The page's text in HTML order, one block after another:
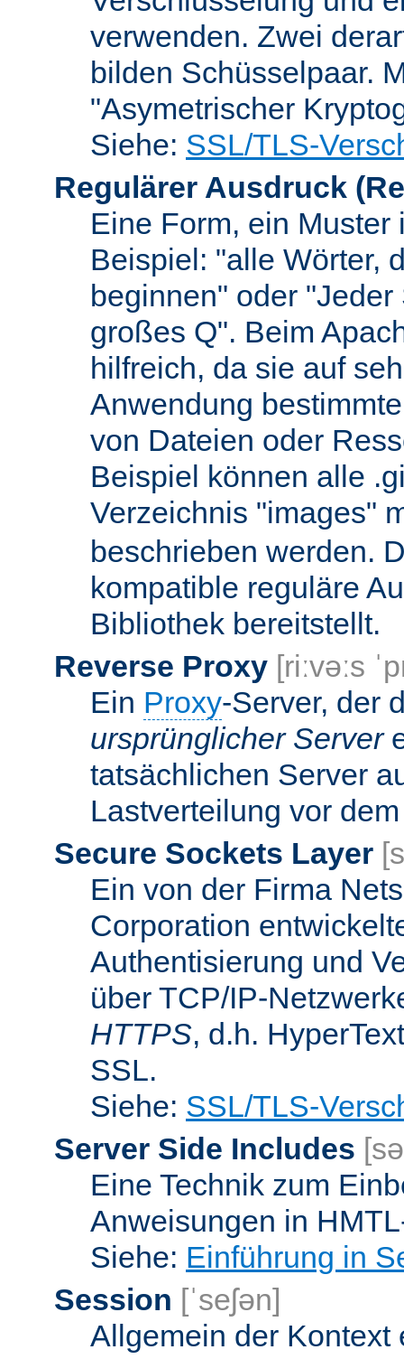
verwenden. Zwei
bilden Schüsselpaar.
"Asymetrischer
Siehe: SSL/TLS-
Regulärer Ausdruck
Eine Form, ein Muster
Beispiel: "alle Wörter,
beginnen" oder
großes Q". Beim
hilfreich, da sie auf
Anwendung
von Dateien oder
Beispiel können alle
Verzeichnis "images"
beschrieben werden.
kompatible reguläre
Bibliothek bereitstellt.
Reverse Proxy [riːvəːs
Ein Proxy-Server, der
ursprünglicher Server
tatsächlichen Server
Lastverteilung vor
Secure Sockets Layer
Ein von der Firma
Corporation
Authentisierung und
über TCP/IP-
HTTPS, d.h.
SSL.
Siehe: SSL/TLS-
Server Side Includes
Eine Technik zum
Anweisungen in
Siehe: Einführung in
Session [ˈseʃən]
Allgemein der Kontext